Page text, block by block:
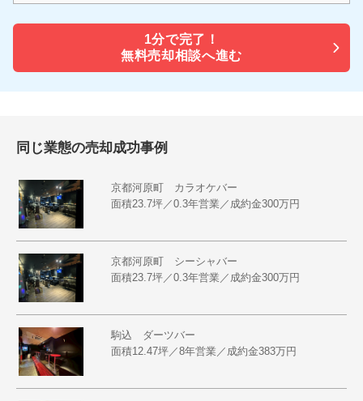
1分で完了！
無料売却相談へ進む
同じ業態の売却成功事例
京都河原町 カラオケバー
面積23.7坪／0.3年営業／成約金300万円
京都河原町 シーシャバー
面積23.7坪／0.3年営業／成約金300万円
駒込 ダーツバー
面積12.47坪／8年営業／成約金383万円